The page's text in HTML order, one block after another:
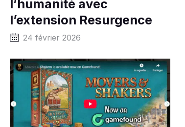
l’humanité avec
l’extension Resurgence
24 février 2026